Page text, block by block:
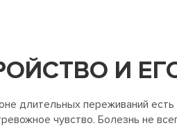
И
длительных переживаний
чувство. Болезнь не